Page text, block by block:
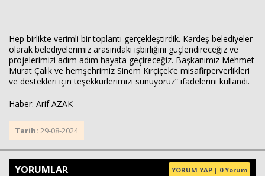
Hep birlikte verimli bir toplantı gerçekleştirdik. Kardeş belediyeler
olarak belediyelerimiz arasındaki işbirliğini güçlendireceğiz ve
projelerimizi adım adım hayata geçireceğiz. Başkanımız Mehmet
Murat Çalık ve hemşehrimiz Sinem Kırçiçek’e misafirperverlikleri
ve destekleri için teşekkürlerimizi sunuyoruz” ifadelerini kullandı.
Haber: Arif AZAK
Tarih: 29-08-2024
YORUMLAR YORUM YAP | 0 Yorum